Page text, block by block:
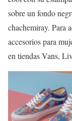
sobre un fondo
chachemiray. Para
accesorios para
en tiendas Vans,